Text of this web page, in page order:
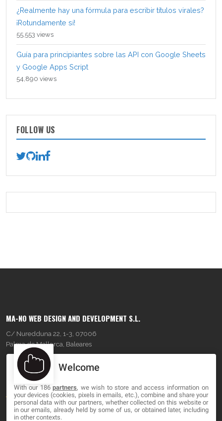
¿Realmente hay una fórmula para escribir títulos virales?
¡Rotundamente sí!
55,553 views
Guía para principiantes sobre las API con Google Sheets
y Google Apps Script
54,890 views
FOLLOW US
MA-NO WEB DESIGN AND DEVELOPMENT S.L.
C/ Nuredduna 22, 1-3, 07006
Palma de Mallorca, Baleares
OUR COMPANY
About
Blog
Welcome
With our 186partners, we wish to store and access information on
your devices (cookies, pixels in emails, etc.), combine and share your
personal data with our partners, whether collected on this website or
in our emails, already held by some of us, or obtained later, including
in other contexts.